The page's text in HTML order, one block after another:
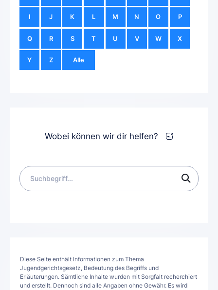
I J K L M N O P
Q R S T U V W X
Y Z Alle
Wobei können wir dir helfen?
Diese Seite enthält Informationen zum Thema
Jugendgerichtsgesetz, Bedeutung des Begriffs und
Erläuterungen. Sämtliche Inhalte wurden mit Sorgfalt recherchiert
und erstellt. Dennoch sind alle Angaben ohne Gewähr. Es wird